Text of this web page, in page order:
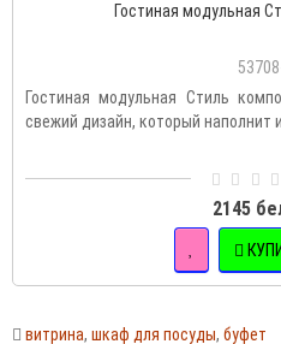
Гостиная модульная
Гостиная модульная Стиль
свежий дизайн, который наполнит
2145
витрина, шкаф для посуды, буфет